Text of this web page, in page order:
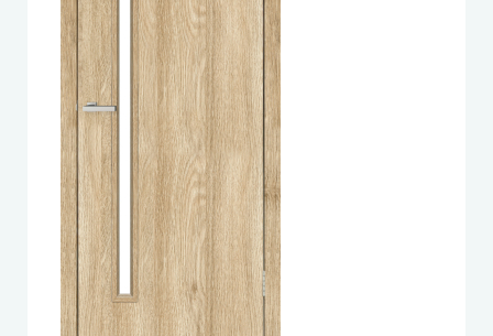
Estet Doors (Естет Дорс)
Стильні Двері
StilDoors (СтілДорс)
Двері прихованого монтажу
DOORIS (Доріс)
BRAMA (Брама)